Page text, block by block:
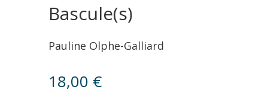
Bascule(s)
Pauline Olphe-Galliard
18,00 €